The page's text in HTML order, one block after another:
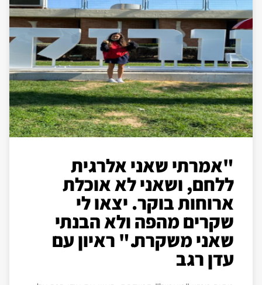
"אמרתי שאני אלרגית
ללחם, ושאני לא אוכלת
ארוחות בוקר. יצאו לי
שקרים מהפה ולא הבנתי
שאני משקרת." ראיון עם
עדן רגב